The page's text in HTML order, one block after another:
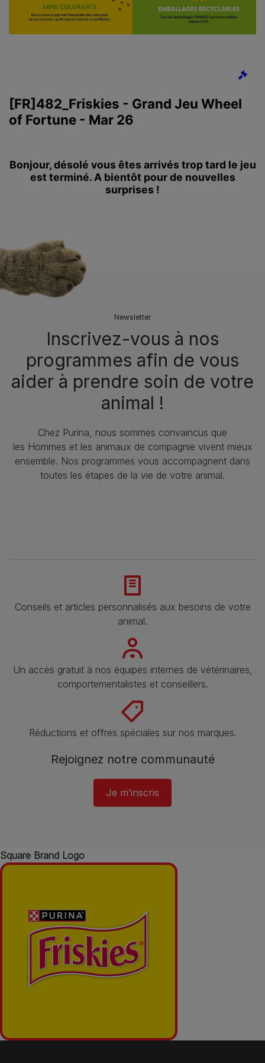
Newsletter
Inscrivez-vous à nos
programmes afin de vous
aider à prendre soin de votre
animal !​
Chez Purina, nous sommes convaincus que
les Hommes et les animaux de compagnie vivent mieux
ensemble. Nos programmes vous accompagnent dans
toutes les étapes de la vie de votre animal.​
Conseils et articles personnalisés aux besoins de votre
animal​.
Un accès gratuit à nos équipes internes de vétérinaires,
comportementalistes et conseillers.
Réductions et offres spéciales sur nos marques.
Rejoignez notre communauté
Je m’inscris
Square Brand Logo